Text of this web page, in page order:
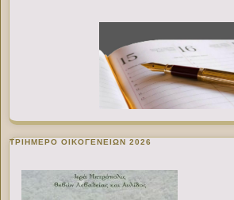
ΤΡΙΗΜΕΡΟ ΟΙΚΟΓΕΝΕΙΩΝ 2026